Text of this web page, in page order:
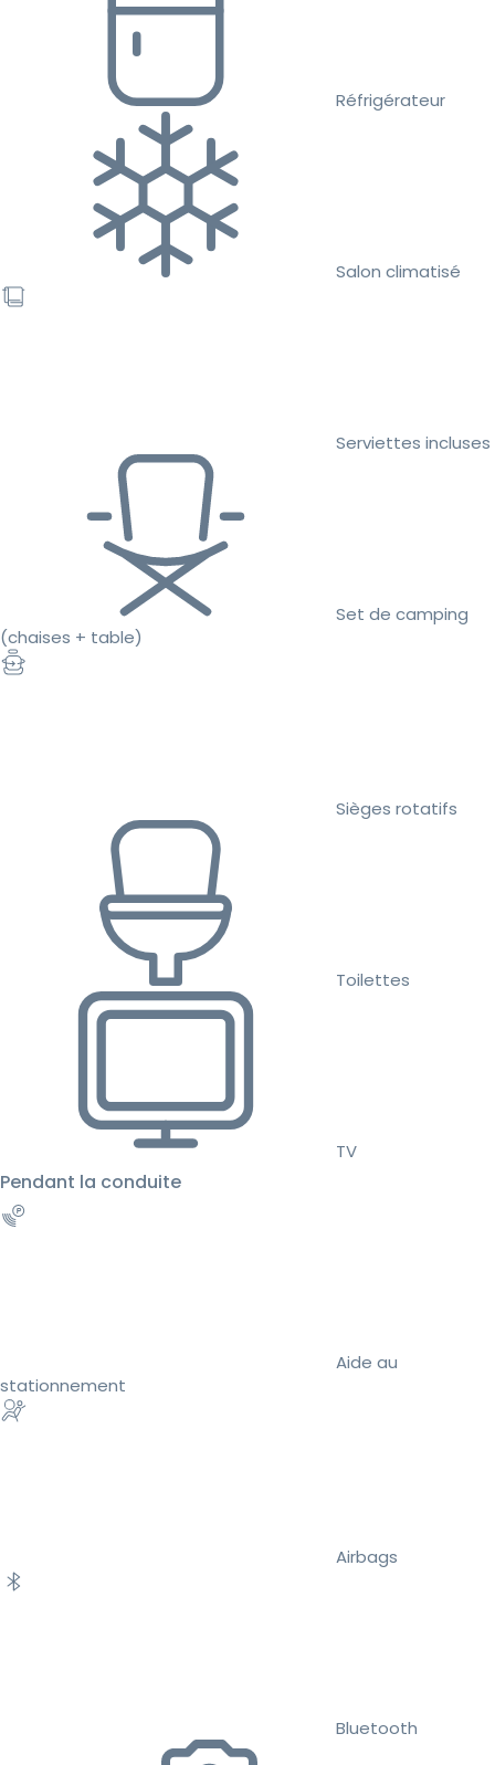
Réfrigérateur
Salon climatisé
Serviettes incluses
Set de camping
(chaises + table)
Sièges rotatifs
Toilettes
TV
Pendant la conduite
Aide au
stationnement
Airbags
Bluetooth